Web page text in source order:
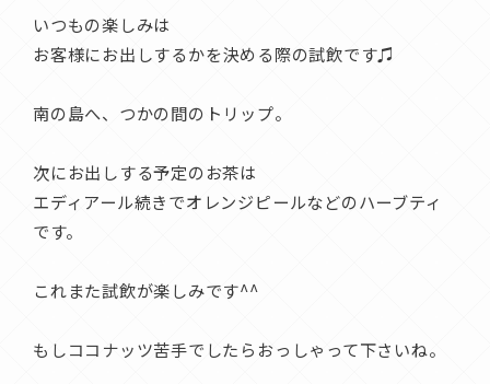
いつもの楽しみは
お客様にお出しするかを決める際の試飲です♫
南の島へ、つかの間のトリップ。
次にお出しする予定のお茶は
エディアール続きでオレンジピールなどのハーブティ
です。
これまた試飲が楽しみです^^
もしココナッツ苦手でしたらおっしゃって下さいね。